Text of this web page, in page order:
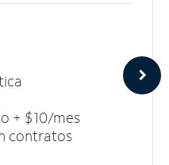
+ $10/mes
contratos